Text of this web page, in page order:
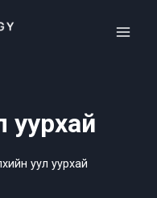
уурхай
уул уурхай